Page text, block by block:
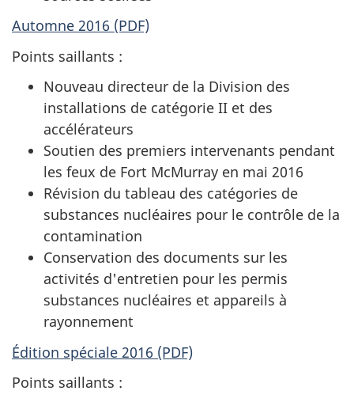
Automne 2016 (PDF)
Points saillants :
Nouveau directeur de la Division des
installations de catégorie II et des
accélérateurs
Soutien des premiers intervenants pendant
les feux de Fort McMurray en mai 2016
Révision du tableau des catégories de
substances nucléaires pour le contrôle de la
contamination
Conservation des documents sur les
activités d'entretien pour les permis
substances nucléaires et appareils à
rayonnement
Édition spéciale 2016 (PDF)
Points saillants :